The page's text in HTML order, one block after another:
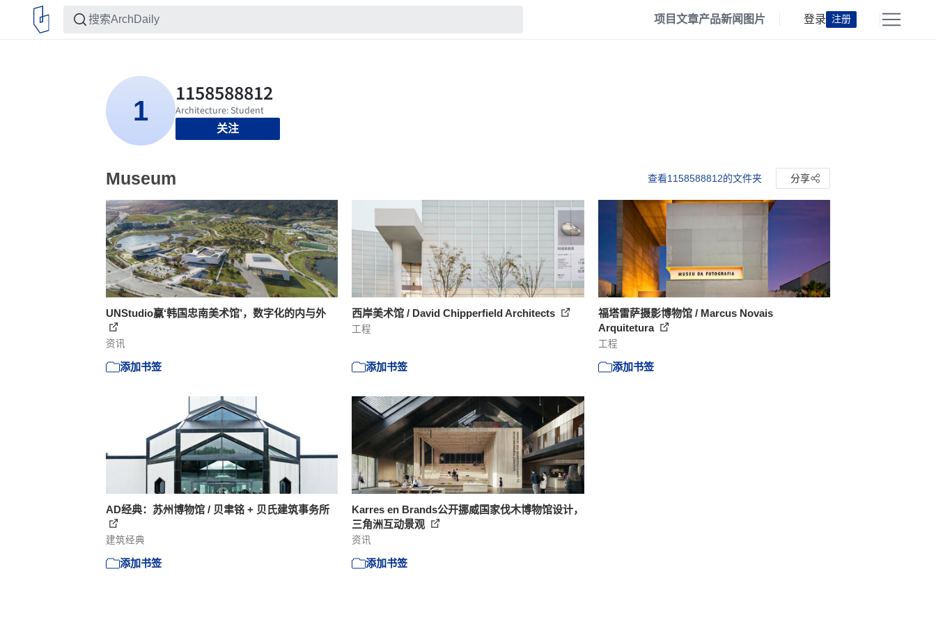
项目文章产品新闻 图片 登录 注册
关注
Museum 查看1158588812的文件夹 分享
UNStudio赢‘韩国忠南美术馆’，数字化的内与外
资讯
添加书签
西岸美术馆 / David Chipperfield Architects
工程
添加书签
福塔雷萨摄影博物馆 / Marcus Novais
Arquitetura
工程
添加书签
AD经典：苏州博物馆 / 贝聿铭 + 贝氏建筑事务所
建筑经典
添加书签
Karres en Brands公开挪威国家伐木博物馆设计，
三角洲互动景观
资讯
添加书签